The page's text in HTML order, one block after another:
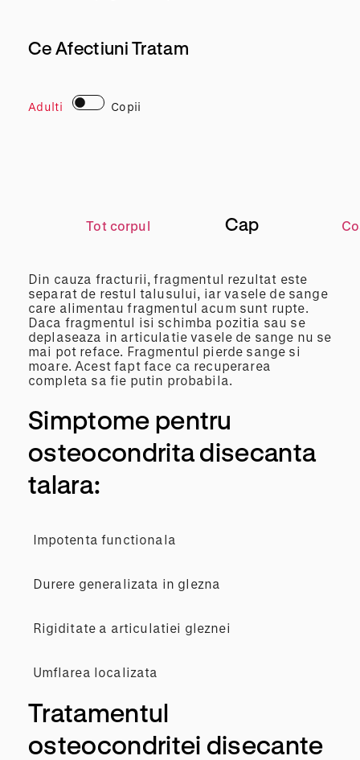
Ce Afectiuni Tratam
Adulti Copii
Tot corpul Cap
Din cauza fracturii, fragmentul rezultat este
separat de restul talusului, iar vasele de sange
care alimentau fragmentul acum sunt rupte.
Daca fragmentul isi schimba pozitia sau se
deplaseaza in articulatie vasele de sange nu se
mai pot reface. Fragmentul pierde sange si
moare. Acest fapt face ca recuperarea
completa sa fie putin probabila.
Simptome pentru
osteocondrita disecanta
talara:
Impotenta functionala
Durere generalizata in glezna
Rigiditate a articulatiei gleznei
Umflarea localizata
Tratamentul
osteocondritei disecante